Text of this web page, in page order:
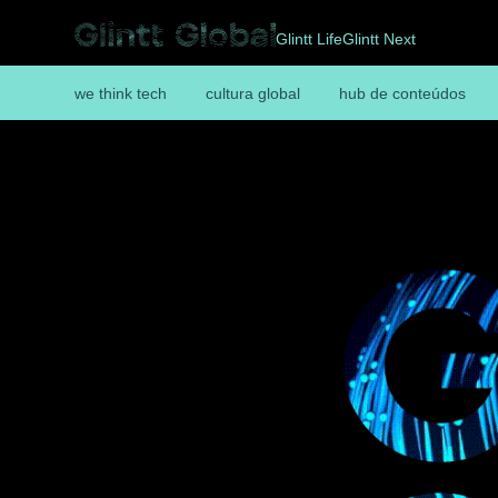
Glintt LifeGlintt Next
we think tech cultura global hub de conteúdos